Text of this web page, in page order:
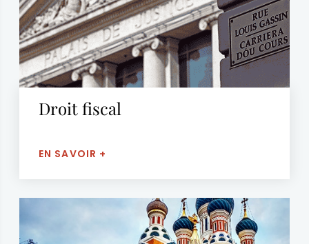
Droit fiscal
EN SAVOIR +